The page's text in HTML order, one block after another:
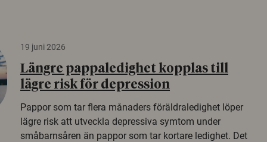
19 juni 2026
Längre pappaledighet kopplas till
lägre risk för depression
Pappor som tar flera månaders föräldraledighet löper
lägre risk att utveckla depressiva symtom under
småbarnsåren än pappor som tar kortare ledighet. Det